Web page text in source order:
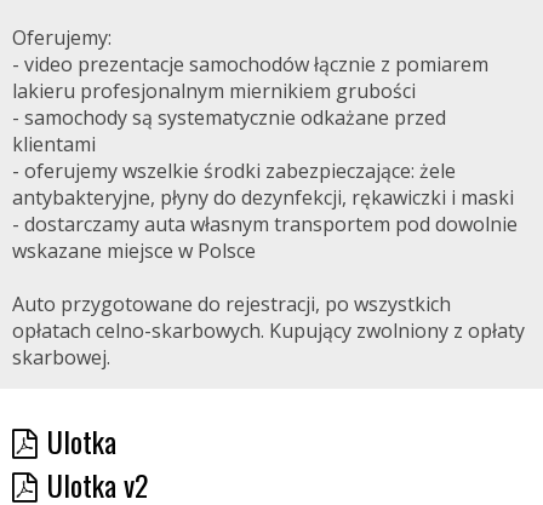
Oferujemy:
- video prezentacje samochodów łącznie z pomiarem
lakieru profesjonalnym miernikiem grubości
- samochody są systematycznie odkażane przed
klientami
- oferujemy wszelkie środki zabezpieczające: żele
antybakteryjne, płyny do dezynfekcji, rękawiczki i maski
- dostarczamy auta własnym transportem pod dowolnie
wskazane miejsce w Polsce
Auto przygotowane do rejestracji, po wszystkich
opłatach celno-skarbowych. Kupujący zwolniony z opłaty
skarbowej.
Ulotka
Ulotka v2